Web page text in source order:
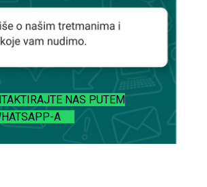
NAS PUTEM
A